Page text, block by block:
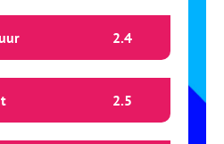
2.4
2.5